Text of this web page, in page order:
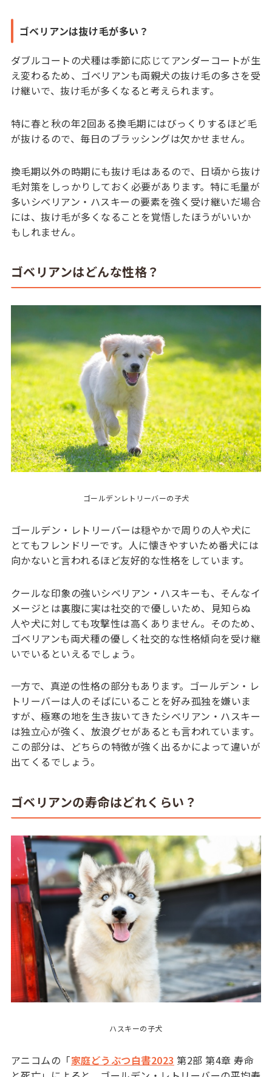
ゴベリアンは抜け毛が多い？
ダブルコートの犬種は季節に応じてアンダーコートが生
え変わるため、ゴベリアンも両親犬の抜け毛の多さを受
け継いで、抜け毛が多くなると考えられます。
特に春と秋の年2回ある換毛期にはびっくりするほど毛
が抜けるので、毎日のブラッシングは欠かせません。
換毛期以外の時期にも抜け毛はあるので、日頃から抜け
毛対策をしっかりしておく必要があります。特に毛量が
多いシベリアン・ハスキーの要素を強く受け継いだ場合
には、抜け毛が多くなることを覚悟したほうがいいか
もしれません。
ゴベリアンはどんな性格？
ゴールデンレトリーバーの子犬
ゴールデン・レトリーバーは穏やかで周りの人や犬に
とてもフレンドリーです。人に懐きやすいため番犬には
向かないと言われるほど友好的な性格をしています。
クールな印象の強いシベリアン・ハスキーも、そんなイ
メージとは裏腹に実は社交的で優しいため、見知らぬ
人や犬に対しても攻撃性は高くありません。そのため、
ゴベリアンも両犬種の優しく社交的な性格傾向を受け継
いでいるといえるでしょう。
一方で、真逆の性格の部分もあります。ゴールデン・レ
トリーバーは人のそばにいることを好み孤独を嫌いま
すが、極寒の地を生き抜いてきたシベリアン・ハスキー
は独立心が強く、放浪グセがあるとも言われています。
この部分は、どちらの特徴が強く出るかによって違いが
出てくるでしょう。
ゴベリアンの寿命はどれくらい？
ハスキーの子犬
アニコムの「家庭どうぶつ白書2023 第2部 第4章 寿命